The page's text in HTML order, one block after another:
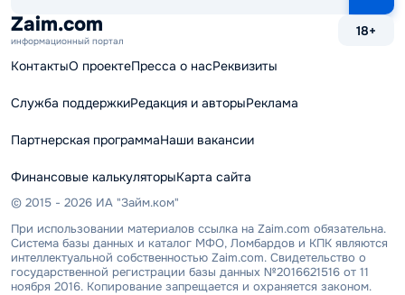
сайту
Zaim.com
информационный портал
18+
КонтактыО проектеПресса о насРеквизиты
Служба поддержкиРедакция и авторыРеклама
Партнерская программаНаши вакансии
Финансовые калькуляторыКарта сайта
© 2015 - 2026 ИА "Займ.ком"
При использовании материалов ссылка на Zaim.com обязательна.
Система базы данных и каталог МФО, Ломбардов и КПК являются
интеллектуальной собственностью Zaim.com. Свидетельство о
государственной регистрации базы данных №2016621516 от 11
ноября 2016. Копирование запрещается и охраняется законом.